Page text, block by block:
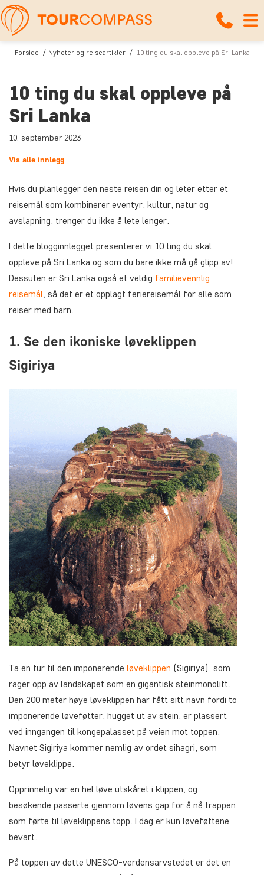
Forside Nyheter og reiseartikler 10 ting du skal oppleve på Sri Lanka
10 ting du skal oppleve på
Sri Lanka
10. september 2023
Vis alle innlegg
Hvis du planlegger den neste reisen din og leter etter et
reisemål som kombinerer eventyr, kultur, natur og
avslapning, trenger du ikke å lete lenger.
I dette blogginnlegget presenterer vi 10 ting du skal
oppleve på Sri Lanka og som du bare ikke må gå glipp av!
Dessuten er Sri Lanka også et veldig familievennlig
reisemål, så det er et opplagt feriereisemål for alle som
reiser med barn.
1. Se den ikoniske løveklippen
Sigiriya
Ta en tur til den imponerende løveklippen (Sigiriya), som
rager opp av landskapet som en gigantisk steinmonolitt.
Den 200 meter høye løveklippen har fått sitt navn fordi to
imponerende løveføtter, hugget ut av stein, er plassert
ved inngangen til kongepalasset på veien mot toppen.
Navnet Sigiriya kommer nemlig av ordet sihagri, som
betyr løveklippe.
Opprinnelig var en hel løve utskåret i klippen, og
besøkende passerte gjennom løvens gap for å nå trappen
som førte til løveklippens topp. I dag er kun løveføttene
bevart.
På toppen av dette UNESCO-verdensarvstedet er det en